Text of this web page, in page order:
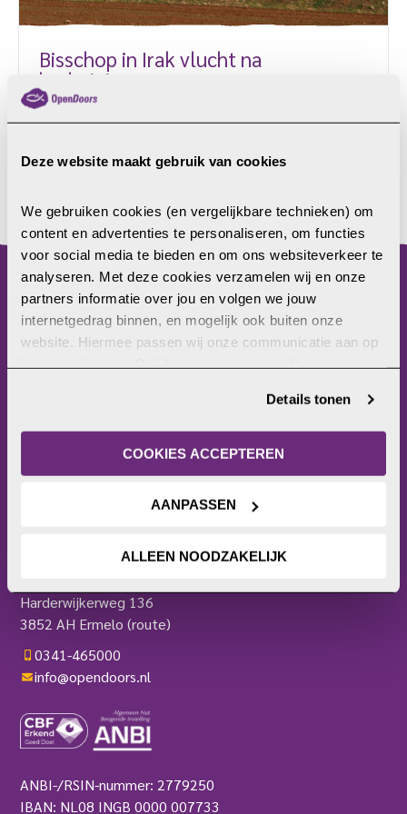
Deze website maakt gebruik van cookies
We gebruiken cookies (en vergelijkbare technieken) om
content en advertenties te personaliseren, om functies
voor social media te bieden en om ons websiteverkeer te
analyseren. Met deze cookies verzamelen wij en onze
partners informatie over jou en volgen we jouw
internetgedrag binnen, en mogelijk ook buiten onze
website. Hiermee passen wij onze communicatie aan op
jouw voorkeuren. Ook kunnen we zo gerichte
internetgedrag. Je kunt je toestemming ook altijd wijzigen
of intrekken. Meer uitleg vind je in onze
privacyverklaring.
Details tonen
COOKIES ACCEPTEREN
AANPASSEN
ALLEEN NOODZAKELIJK
Bisschop in Irak vlucht na
bedreigingen
De Iraakse bisschop Bahzad Mziri is door
bedreigingen zijn land ontvlucht. Een uitlating op
Facebook over de islam werd als beledigend
beschouwd en moslims reageerden woedend. De
kerkdeuren blijven gesloten. Middle East Concern
(MEC) publiceerde onlangs een artikel over deze
bisschop van de doopsgezinde kerk in Irak. MEC is
een organisatie die christenen in het Midden-Oosten
en Noord-Afrika ondersteunt die vanwege hun
geloof […]
menu
Home
Christenvervolging
Frontlinie
Bezoekerscentrum
Actieplatform
OPEN DOORS
Harderwijkerweg 136
3852 AH Ermelo(route)
0341-465000
info@opendoors.nl
ANBI-/RSIN-nummer: 2779250
IBAN: NL08 INGB 0000 007733